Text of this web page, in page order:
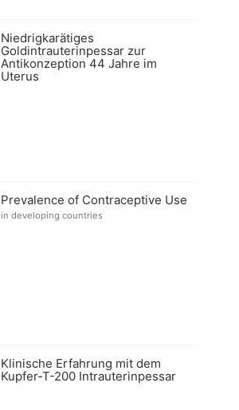
Niedrigkarätiges
Goldintrauterinpessar zur
Antikonzeption 44 Jahre im
Uterus
Prevalence of Contraceptive Use
in developing countries
Klinische Erfahrung mit dem
Kupfer-T-200 Intrauterinpessar